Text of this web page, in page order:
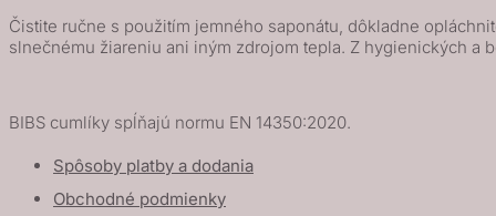
Čistite ručne s použitím jemného saponátu, dôkladne
slnečnému žiareniu ani iným zdrojom tepla. Z hygienických
BIBS cumlíky spĺňajú normu EN 14350:2020.
Spôsoby platby a dodania
Obchodné podmienky